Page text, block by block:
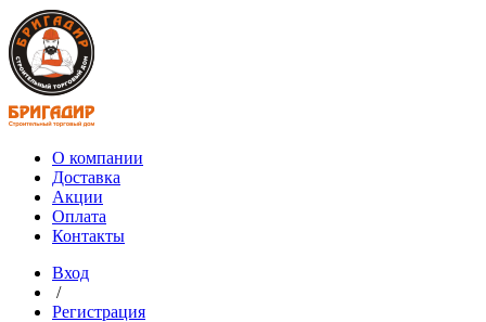
Диаметр наружный
Диаметр внутренний
Диаметр внутренний
Длина
Длина
3
12*1250*2500
мм
О компании
Доставка
Акции
Оплата
Контакты
Вход
/
Регистрация